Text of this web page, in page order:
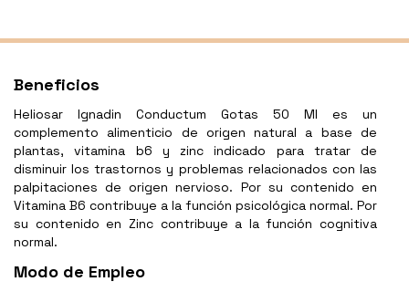
Beneficios
Heliosar Ignadin Conductum Gotas 50 Ml es un
complemento alimenticio de origen natural a base de
plantas, vitamina b6 y zinc indicado para tratar de
disminuir los trastornos y problemas relacionados con las
palpitaciones de origen nervioso. Por su contenido en
Vitamina B6 contribuye a la función psicológica normal. Por
su contenido en Zinc contribuye a la función cognitiva
normal.
Modo de Empleo